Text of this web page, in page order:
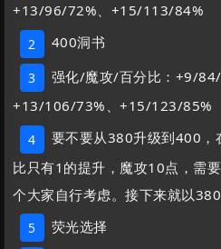
+13/96/72%、+15/113/84%
2 400洞书
3
强化/魔攻/百分比：+9/
+13/106/73%、+15/123/85%
4
要不要从380升级到400，
比只有1的提升，魔攻10点，需
个大家自行考虑。接下来就以
5 荧光选择